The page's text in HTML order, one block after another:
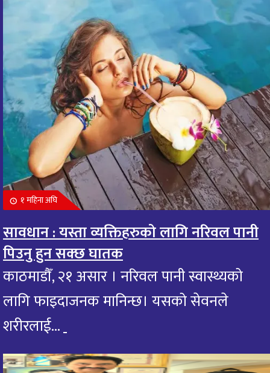
१ महिना अघि
सावधान : यस्ता व्यक्तिहरुको लागि नरिवल पानी
पिउनु हुन सक्छ घातक
काठमाडौँ, २१ असार । नरिवल पानी स्वास्थ्यको
लागि फाइदाजनक मानिन्छ। यसको सेवनले
शरीरलाई...